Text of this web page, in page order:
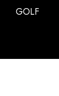
GOLF